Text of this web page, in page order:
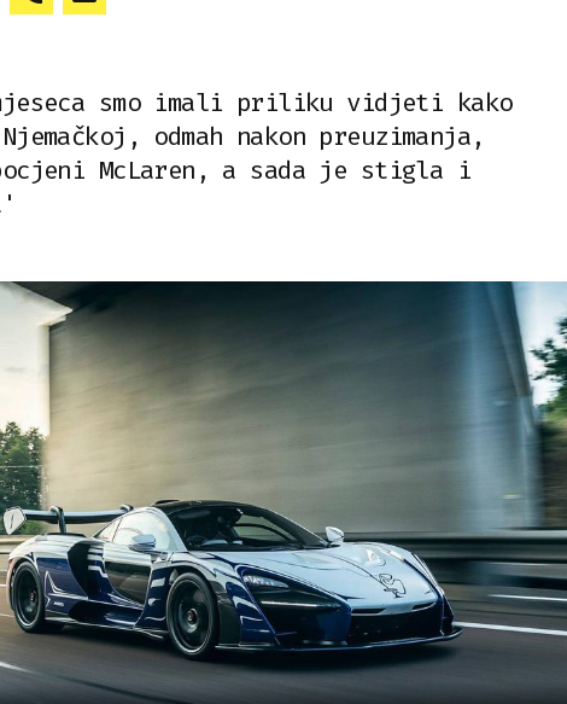
smo imali priliku vidjeti kako
odmah nakon preuzimanja,
McLaren, a sada je stigla i